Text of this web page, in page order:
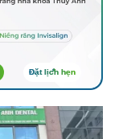
Đặt lịch hẹn